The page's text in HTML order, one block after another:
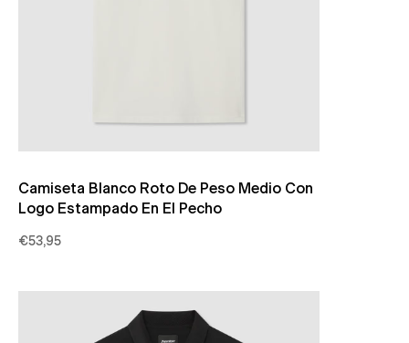
Camiseta Blanco Roto De Peso Medio Con
Logo Estampado En El Pecho
€53,95